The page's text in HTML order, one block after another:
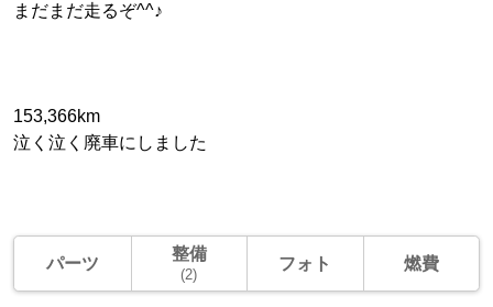
まだまだ走るぞ^^♪
153,366km
泣く泣く廃車にしました
パーツ 整備
(2)
フォト 燃費